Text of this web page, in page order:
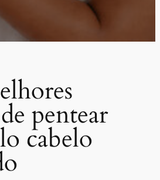
pentear
cabelo